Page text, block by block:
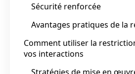
Sécurité renforcée
Avantages pratiques de la
Comment utiliser la
vos interactions
Stratégies de mise en